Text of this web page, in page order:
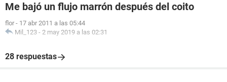
Me bajó un flujo marrón después del coito
flor - 17 abr 2011 a las 05:44
Mil_123 - 2 may 2019 a las 02:31
28 respuestas